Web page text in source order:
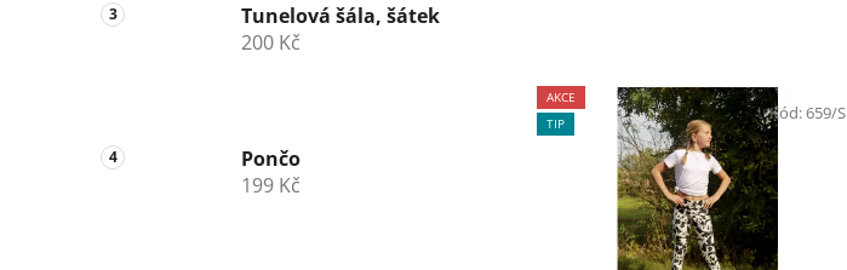
Tunelová šála, šátek
200 Kč
Pončo
199 Kč
AKCE
TIP
Kód:659/S